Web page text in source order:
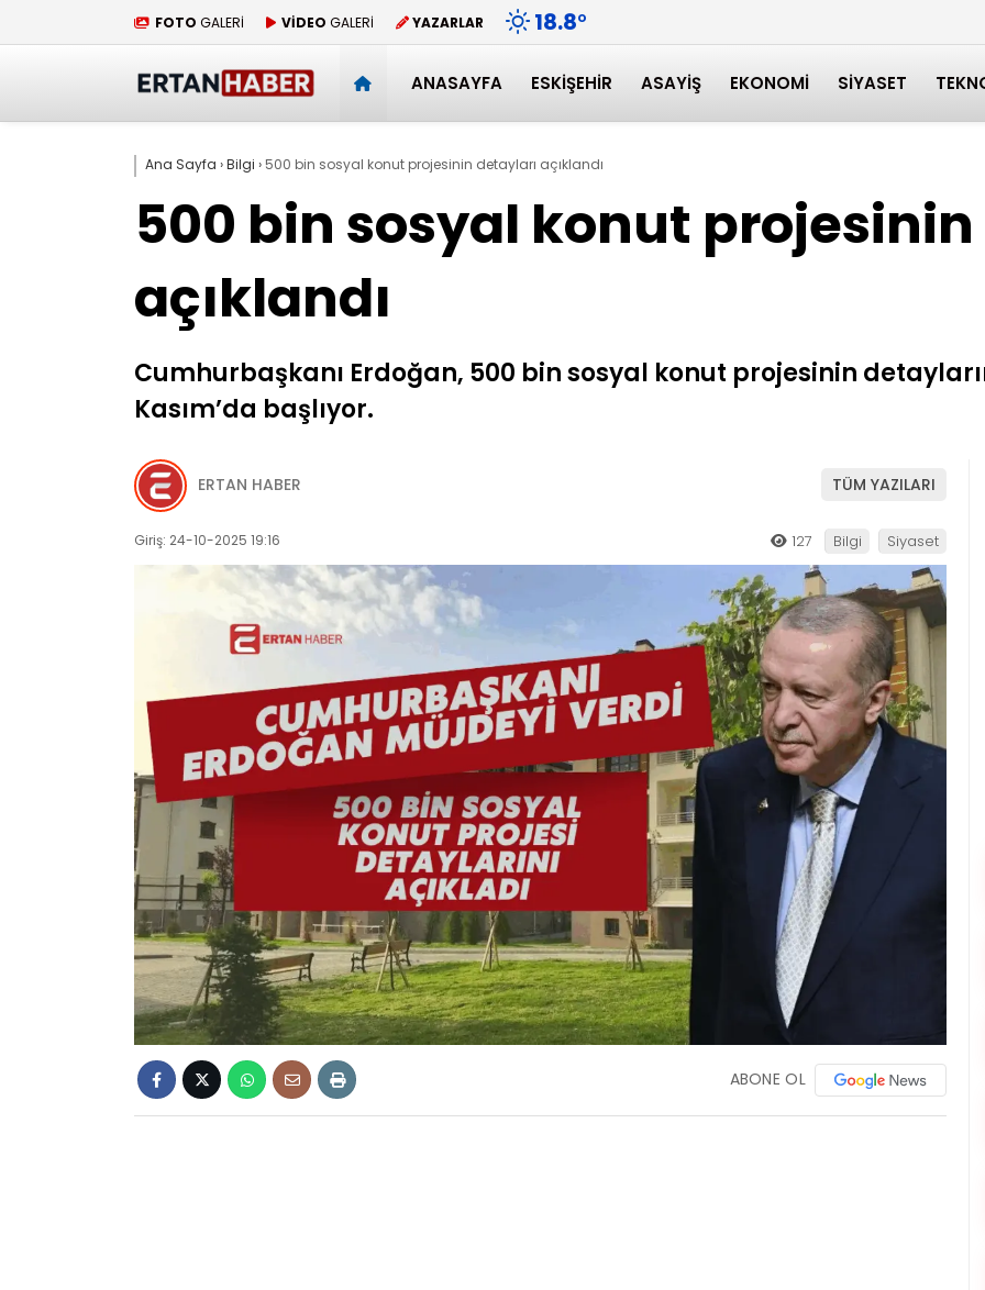
FOTO GALERİ VİDEO GALERİ YAZARLAR 18.8°
ANASAYFA ESKIŞEHIR ASAYIŞ EKONOMI SIYASET
Ana Sayfa ›Bilgi › 500 bin sosyal konut projesinin detayları açıklandı
500 bin sosyal konut
açıklandı
Cumhurbaşkanı Erdoğan, 500 bin sosyal konut projesinin
Kasım’da başlıyor.
ERTAN HABER TÜM YAZILARI
Giriş: 24-10-2025 19:16 127 Bilgi Siyaset
ABONE OL